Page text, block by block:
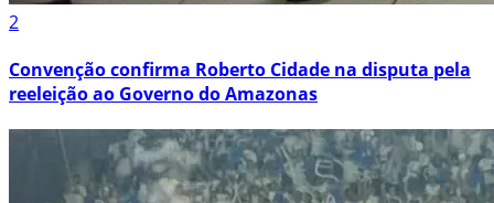
2
Convenção confirma Roberto Cidade na disputa pela
reeleição ao Governo do Amazonas